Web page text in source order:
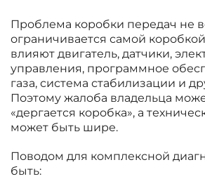
Проблема коробки передач не
ограничивается самой
влияют двигатель, датчики,
управления, программное
газа, система стабилизации и
Поэтому жалоба владельца
«дергается коробка», а
может быть шире.
Поводом для комплексной
быть: